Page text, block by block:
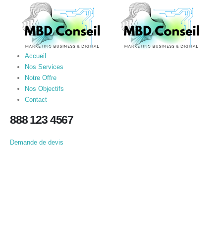
Accueil
Nos Services
Notre Offre
Nos Objectifs
Contact
888 123 4567
Demande de devis